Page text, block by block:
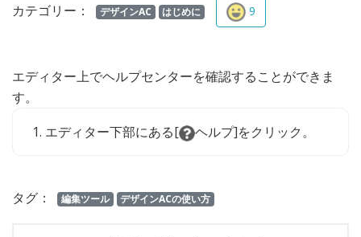
カテゴリー： デザインAC はじめに 9
エディター上でヘルプセンターを確認することができま
す。
エディター下部にある[
ヘルプ]をクリック。
タグ： 編集ツール デザインACの使い方